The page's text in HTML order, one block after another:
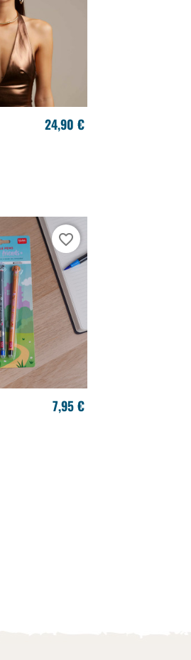
24,90 €
7,95 €
favorite_border